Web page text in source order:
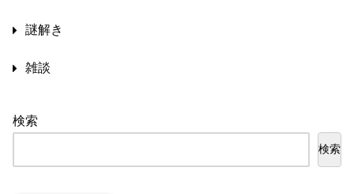
謎解き
雑談
検索
検索